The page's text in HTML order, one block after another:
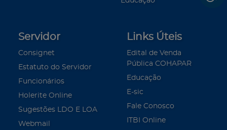
Servidor
Consignet
Estatuto do Servidor
Funcionários
Holerite Online
Sugestões LDO E LOA
Webmail
Links Úteis
Edital de Venda
Pública COHAPAR
Educação
E-sic
Fale Conosco
ITBI Online